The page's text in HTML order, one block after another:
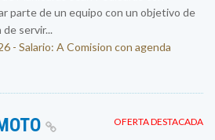
parte de un equipo con un objetivo de
servir...
- Salario: A Comision con agenda
OFERTA DESTACADA